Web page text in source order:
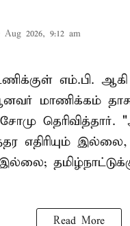
Aug 2026, 9:12 am
எம்.பி. ஆகி
மாணிக்கம்
தெரிவித்தார்.
எதிரியும் இல்லை,
Read More